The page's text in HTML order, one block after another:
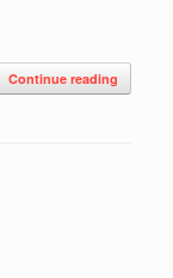
Continue reading